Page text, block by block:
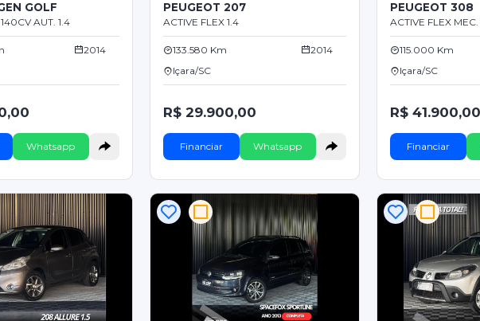
GOLF
AUT. 1.4
2014
Whatsapp
PEUGEOT 207
ACTIVE FLEX 1.4
133.580 Km
2014
Içara/SC
R$ 29.900,00
Financiar Whatsapp
PEUGEOT 308
ACTIVE FLEX MEC.
115.000 Km
Içara/SC
R$ 41.900,00
Financiar